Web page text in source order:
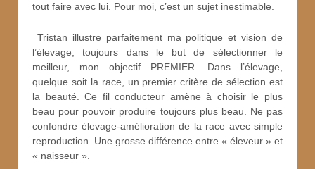
tout faire avec lui. Pour moi, c’est un sujet inestimable.
Tristan illustre parfaitement ma politique et vision de
l’élevage, toujours dans le but de sélectionner le
meilleur, mon objectif PREMIER. Dans l’élevage,
quelque soit la race, un premier critère de sélection est
la beauté. Ce fil conducteur amène à choisir le plus
beau pour pouvoir produire toujours plus beau. Ne pas
confondre élevage-amélioration de la race avec simple
reproduction. Une grosse différence entre « éleveur » et
« naisseur ».